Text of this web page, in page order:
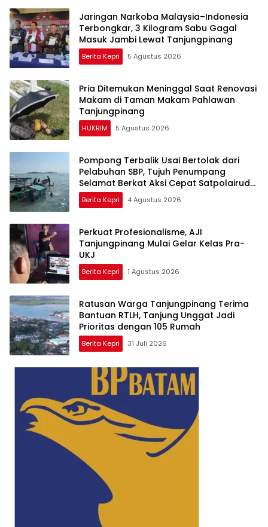
Jaringan Narkoba Malaysia–Indonesia
Terbongkar, 3 Kilogram Sabu Gagal
Masuk Jambi Lewat Tanjungpinang
Berita Kepri 5 Agustus 2026
Pria Ditemukan Meninggal Saat Renovasi
Makam di Taman Makam Pahlawan
Tanjungpinang
HUKRIM 5 Agustus 2026
Pompong Terbalik Usai Bertolak dari
Pelabuhan SBP, Tujuh Penumpang
Selamat Berkat Aksi Cepat Satpolairud
dan KPLP
Berita Kepri 4 Agustus 2026
Perkuat Profesionalisme, AJI
Tanjungpinang Mulai Gelar Kelas Pra-
UKJ
Berita Kepri 1 Agustus 2026
Ratusan Warga Tanjungpinang Terima
Bantuan RTLH, Tanjung Unggat Jadi
Prioritas dengan 105 Rumah
Berita Kepri 31 Juli 2026